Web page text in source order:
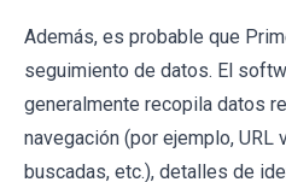
Además, es probable que
seguimiento de datos. El
generalmente recopila datos
navegación (por ejemplo, URL
buscadas, etc.), detalles de